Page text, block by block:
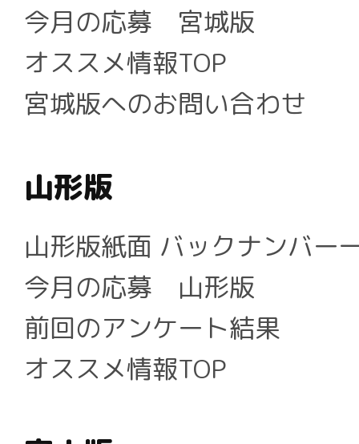
今月の応募 宮城版
オススメ情報TOP
宮城版へのお問い合わせ
山形版
山形版紙面 バックナンバー
今月の応募 山形版
前回のアンケート結果
オススメ情報TOP